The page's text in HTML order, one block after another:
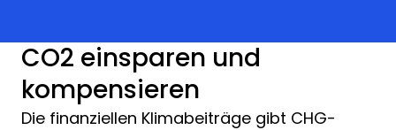
CO2 einsparen und
kompensieren
Die finanziellen Klimabeiträge gibt CHG-